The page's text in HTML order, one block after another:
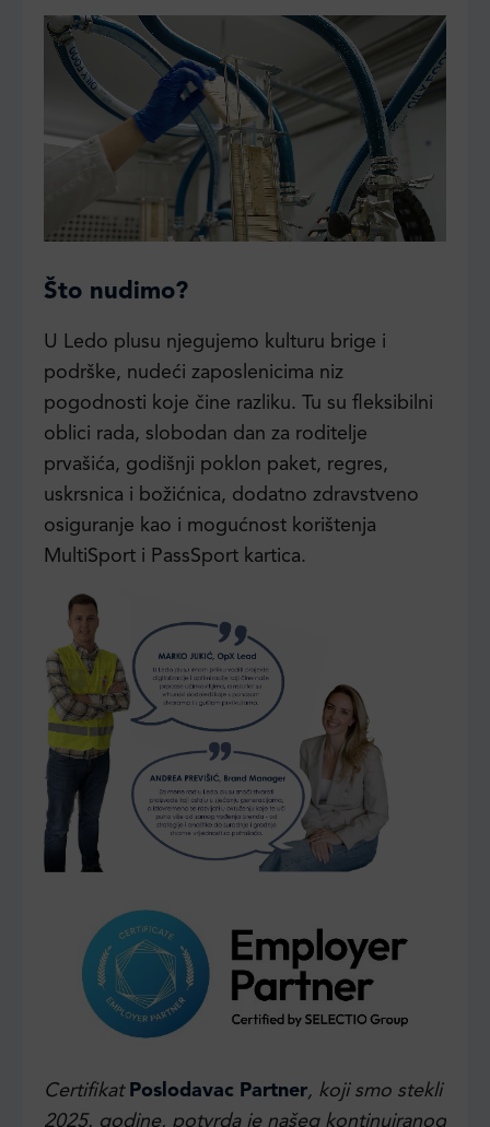
Što nudimo?
U Ledo plusu njegujemo kulturu brige i
podrške, nudeći zaposlenicima niz
pogodnosti koje čine razliku. Tu su fleksibilni
oblici rada, slobodan dan za roditelje
prvašića, godišnji poklon paket, regres,
uskrsnica i božićnica, dodatno zdravstveno
osiguranje kao i mogućnost korištenja
MultiSport i PassSport kartica.
Certifikat Poslodavac Partner, koji smo stekli
2025. godine, potvrda je našeg kontinuiranog